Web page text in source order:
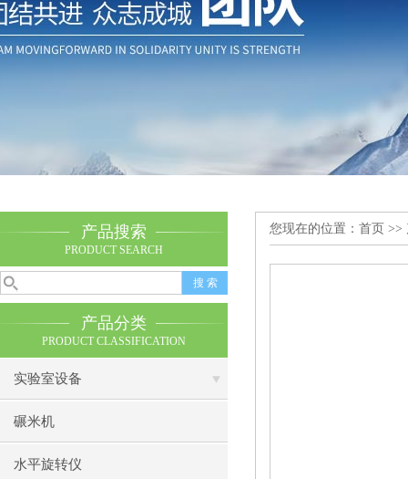
产品搜索
PRODUCT SEARCH
产品分类
PRODUCT CLASSIFICATION
实验室设备
碾米机
水平旋转仪
您现在的位置： 首页 >>